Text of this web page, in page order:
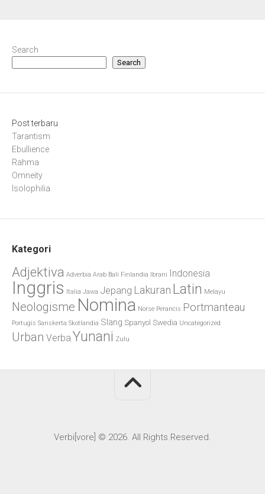
Search
Search
Post terbaru
Tarantism
Ebullience
Rahma
Omneity
Isolophilia
Kategori
Adjektiva Adverbia Arab Bali Finlandia Ibrani Indonesia
Inggris Italia Jawa Jepang Lakuran Latin Melayu
Neologisme Nomina Norse Perancis Portmanteau
Portugis Sanskerta Skotlandia Slang Spanyol Swedia Uncategorized
Urban Verba Yunani Zulu
Verbi[vore] © 2026. All Rights Reserved.